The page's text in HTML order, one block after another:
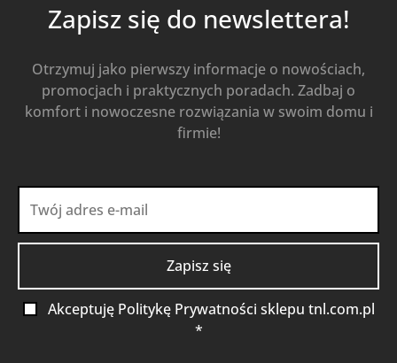
Zapisz się do newslettera!
Otrzymuj jako pierwszy informacje o nowościach,
promocjach i praktycznych poradach. Zadbaj o
komfort i nowoczesne rozwiązania w swoim domu i
firmie!
Akceptuję Politykę Prywatności sklepu tnl.com.pl
*